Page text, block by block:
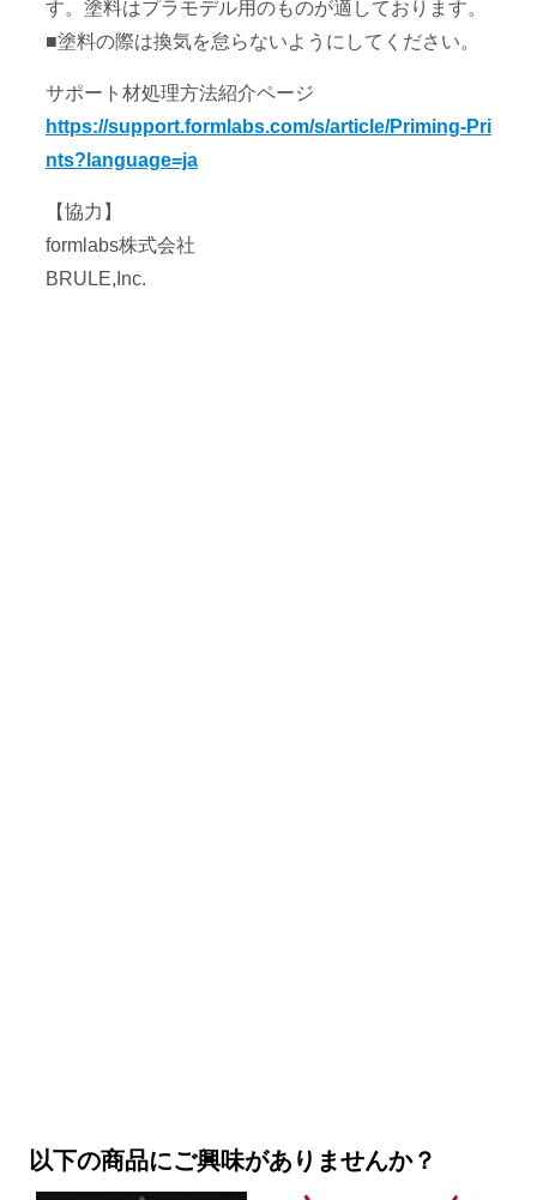
す。塗料はプラモデル用のものが適しております。
■塗料の際は換気を怠らないようにしてください。
サポート材処理方法紹介ページ
https://support.formlabs.com/s/article/Priming-Pri
nts?language=ja
【協力】
formlabs株式会社
BRULE,Inc.
以下の商品にご興味がありませんか？